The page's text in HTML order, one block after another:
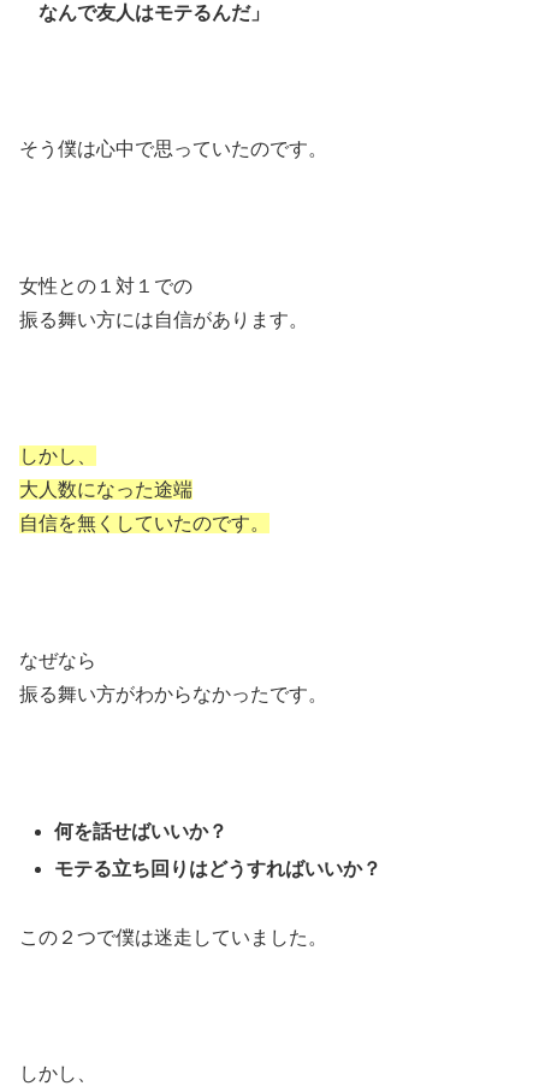
なんで友人はモテるんだ」
そう僕は心中で思っていたのです。
女性との１対１での
振る舞い方には自信があります。
しかし、
大人数になった途端
自信を無くしていたのです。
なぜなら
振る舞い方がわからなかったです。
何を話せばいいか？
モテる立ち回りはどうすればいいか？
この２つで僕は迷走していました。
しかし、